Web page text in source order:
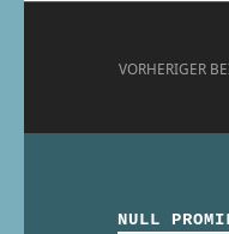
VORHERIGER
NULL